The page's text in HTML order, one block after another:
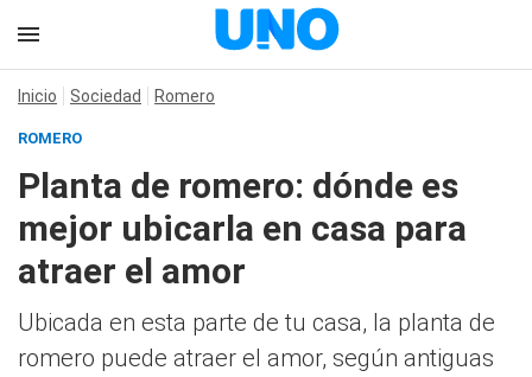
Inicio Sociedad Romero
ROMERO
Planta de romero: dónde es
mejor ubicarla en casa para
atraer el amor
Ubicada en esta parte de tu casa, la planta de
romero puede atraer el amor, según antiguas